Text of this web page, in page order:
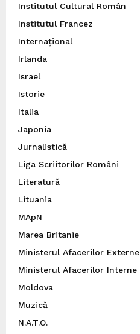
Institutul Cultural Român
Institutul Francez
Internațional
Irlanda
Israel
Istorie
Italia
Japonia
Jurnalistică
Liga Scriitorilor Români
Literatură
Lituania
MApN
Marea Britanie
Ministerul Afacerilor Externe
Ministerul Afacerilor Interne
Moldova
Muzică
N.A.T.O.